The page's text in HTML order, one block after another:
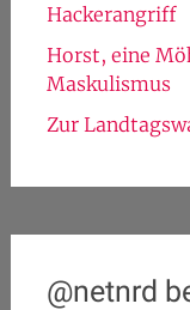
Hackerangriff
Horst, eine
Maskulismus
Zur
@netnrd